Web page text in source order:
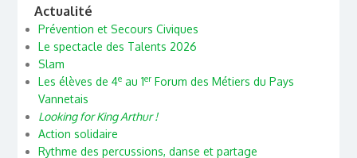
Actualité
Prévention et Secours Civiques
Le spectacle des Talents 2026
Slam
Les élèves de 4eau 1erForum des Métiers du Pays
Vannetais
Looking for King Arthur !
Action solidaire
Rythme des percussions, danse et partage